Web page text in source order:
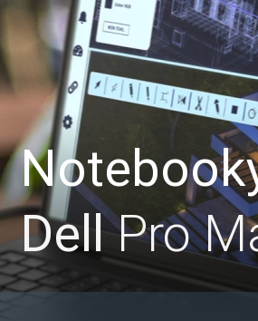
DellPro